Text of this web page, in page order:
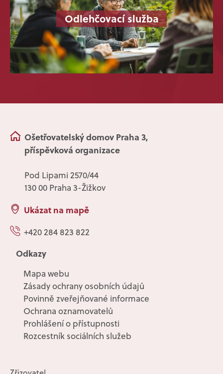
Odlehčovací služba
Ošetřovatelský domov Praha 3,
příspěvková organizace
Pod Lipami 2570/44
130 00 Praha 3-Žižkov
Ukázat na mapě
+420 284 823 822
Odkazy
Mapa webu
Zásady ochrany osobních údajů
Povinně zveřejňované informace
Ochrana oznamovatelů
Prohlášení o přístupnosti
Rozcestník sociálních služeb